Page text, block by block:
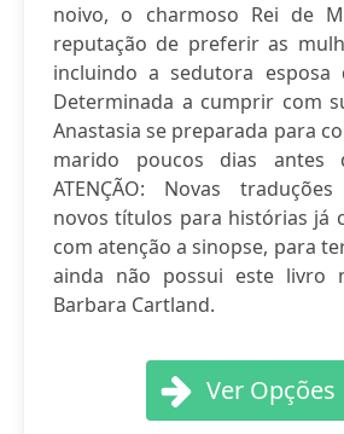
noivo, o charmoso Rei de
reputação de preferir as
incluindo a sedutora esposa
Determinada a cumprir com
Anastasia se preparada para
marido poucos dias antes
ATENÇÃO: Novas
novos títulos para histórias já
com atenção a sinopse, para
ainda não possui este livro
Barbara Cartland.
Ver Opções